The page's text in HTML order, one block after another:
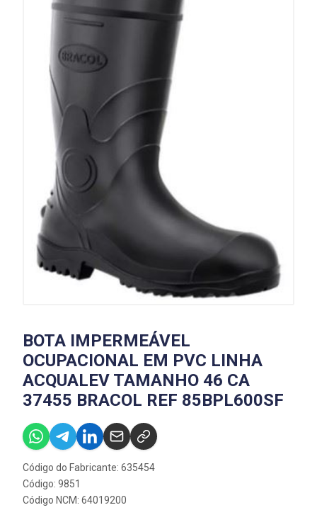
BOTA IMPERMEÁVEL
OCUPACIONAL EM PVC LINHA
ACQUALEV TAMANHO 46 CA
37455 BRACOL REF 85BPL600SF
Código do Fabricante: 635454
Código: 9851
Código NCM: 64019200